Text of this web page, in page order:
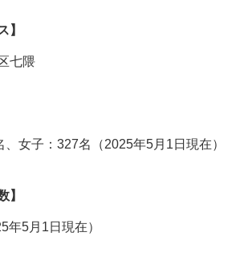
】
七隈
、女子：327名（2025年5月1日現在）
】
年5月1日現在）